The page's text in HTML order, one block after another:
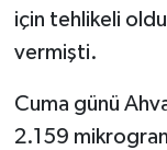
için tehlikeli
vermişti.
Cuma günü
2.159